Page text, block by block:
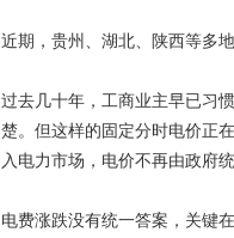
近期，贵州、湖北、陕西等多
过去几十年，工商业主早已习
楚。但这样的固定分时电价正
入电力市场，电价不再由政府
电费涨跌没有统一答案，关键